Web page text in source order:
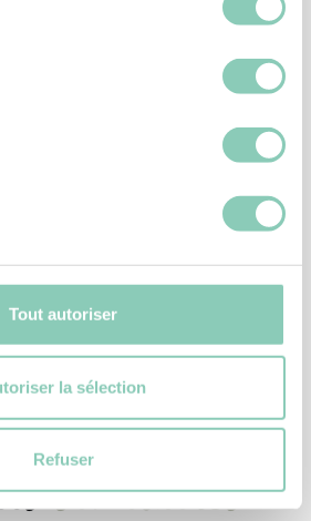
Tout autoriser
la sélection
Refuser
similaires